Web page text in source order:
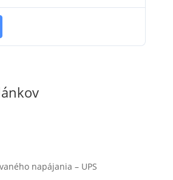
napájania – UPS